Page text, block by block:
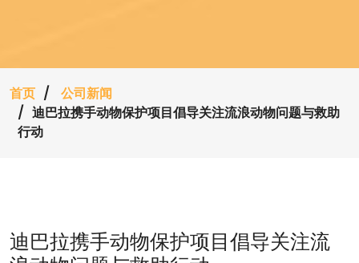
首页
公司新闻
迪巴拉携手动物保护项目倡导关注流浪动物问题与救助
行动
迪巴拉携手动物保护项目倡导关注流